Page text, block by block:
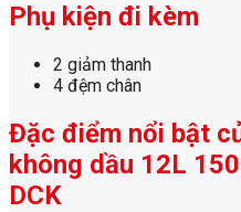
Phụ kiện đi kèm
2 giảm thanh
4 đệm chân
Đặc điểm nổi bật
không dầu 12L
DCK